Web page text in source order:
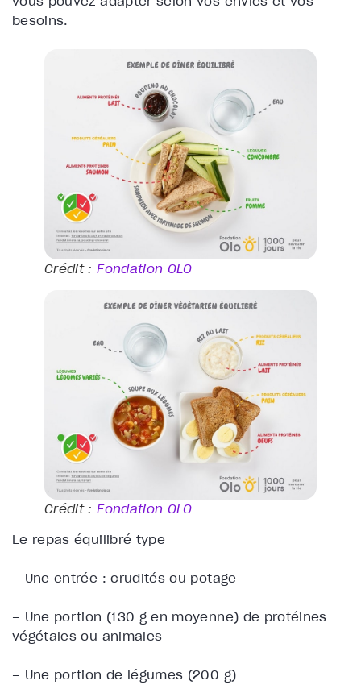
besoins.
Crédit :Fondation OLO
Crédit :Fondation OLO
Le repas équilibré type
– Une entrée : crudités ou potage
– Une portion (130 g en moyenne) de protéines
végétales ou animales
– Une portion de légumes (200 g)